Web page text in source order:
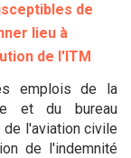
de
lieu à
de l'ITM
emplois de la
et du bureau
l'aviation civile
de l'indemnité